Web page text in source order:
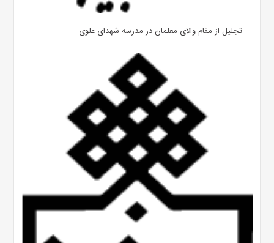
تجلیل از مقام والای معلمان در مدرسه شهدای علوی